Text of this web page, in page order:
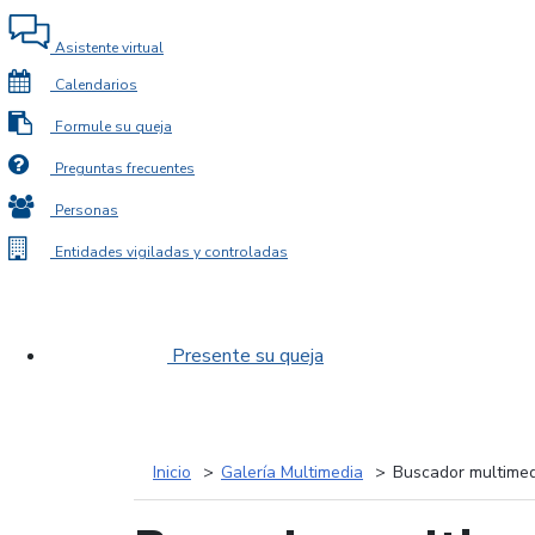
Asistente virtual
Calendarios
Formule su queja
Preguntas frecuentes
Personas
Entidades vigiladas y controladas
Presente su queja
Inicio Galería Multimedia Buscador